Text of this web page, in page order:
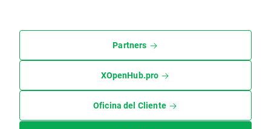
Partners
XOpenHub.pro
Oficina del Cliente